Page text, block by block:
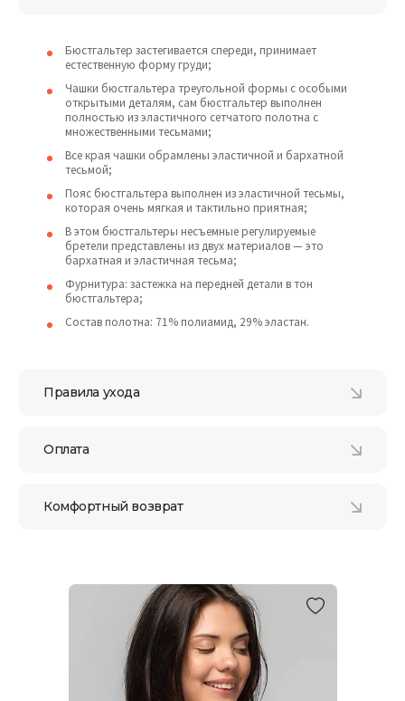
Бюстгальтер застегивается спереди, принимает
естественную форму груди;
Чашки бюстгальтера треугольной формы с особыми
открытыми деталям, сам бюстгальтер выполнен
полностью из эластичного сетчатого полотна с
множественными тесьмами;
Все края чашки обрамлены эластичной и бархатной
тесьмой;
Пояс бюстгальтера выполнен из эластичной тесьмы,
которая очень мягкая и тактильно приятная;
В этом бюстгальтеры несъемные регулируемые
бретели представлены из двух материалов — это
бархатная и эластичная тесьма;
Фурнитура: застежка на передней детали в тон
бюстгальтера;
Состав полотна: 71% полиамид, 29% эластан.
Правила ухода
Оплата
Комфортный возврат